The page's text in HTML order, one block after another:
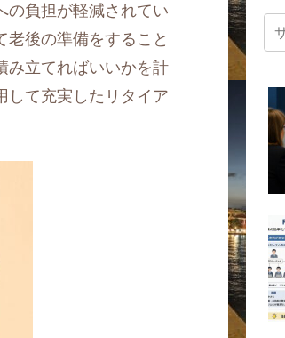
の負担が軽減されてい
後の準備をすること
み立てればいいかを計
して充実したリタイア